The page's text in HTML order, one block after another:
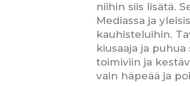
niihin siis lisätä.
Mediassa ja
kauhisteluihin.
kiusaaja ja
toimiviin ja
vain häpeää ja